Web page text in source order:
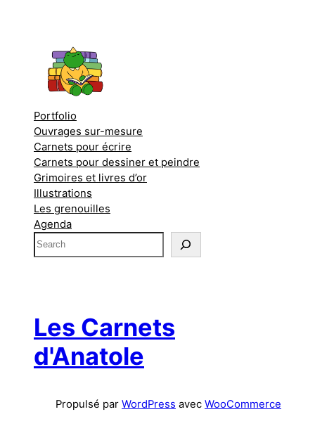
Portfolio
Ouvrages sur-mesure
Carnets pour écrire
Carnets pour dessiner et peindre
Grimoires et livres d’or
Illustrations
Les grenouilles
Agenda
S
e
h
Les Carnets
d'Anatole
Propulsé par WordPress avec WooCommerce